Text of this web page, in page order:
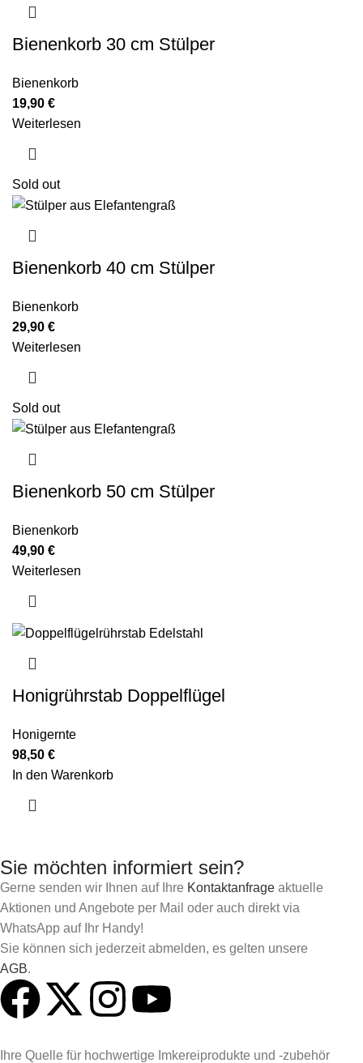
Bienenkorb 30 cm Stülper
Bienenkorb
19,90 €
Weiterlesen
Sold out
Bienenkorb 40 cm Stülper
Bienenkorb
29,90 €
Weiterlesen
Sold out
Bienenkorb 50 cm Stülper
Bienenkorb
49,90 €
Weiterlesen
Honigrührstab Doppelflügel
Honigernte
98,50 €
In den Warenkorb
Sie möchten informiert sein?
Gerne senden wir Ihnen auf Ihre Kontaktanfrage aktuelle
Aktionen und Angebote per Mail oder auch direkt via
WhatsApp auf Ihr Handy!
Sie können sich jederzeit abmelden, es gelten unsere
AGB.
Ihre Quelle für hochwertige Imkereiprodukte und -zubehör